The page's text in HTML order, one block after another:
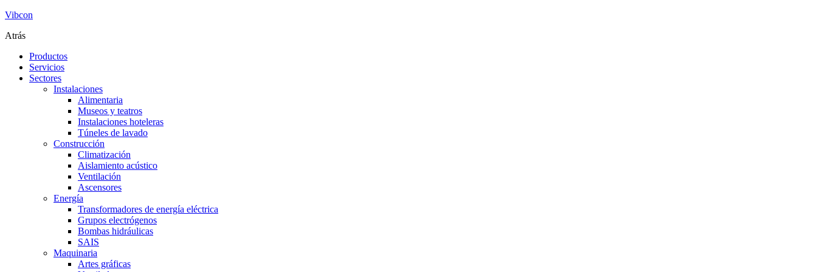
Vibcon
Atrás
Productos
Servicios
Sectores
Instalaciones
Alimentaria
Museos y teatros
Instalaciones hoteleras
Túneles de lavado
Construcción
Climatización
Aislamiento acústico
Ventilación
Ascensores
Energía
Transformadores de energía eléctrica
Grupos electrógenos
Bombas hidráulicas
SAIS
Maquinaria
Artes gráficas